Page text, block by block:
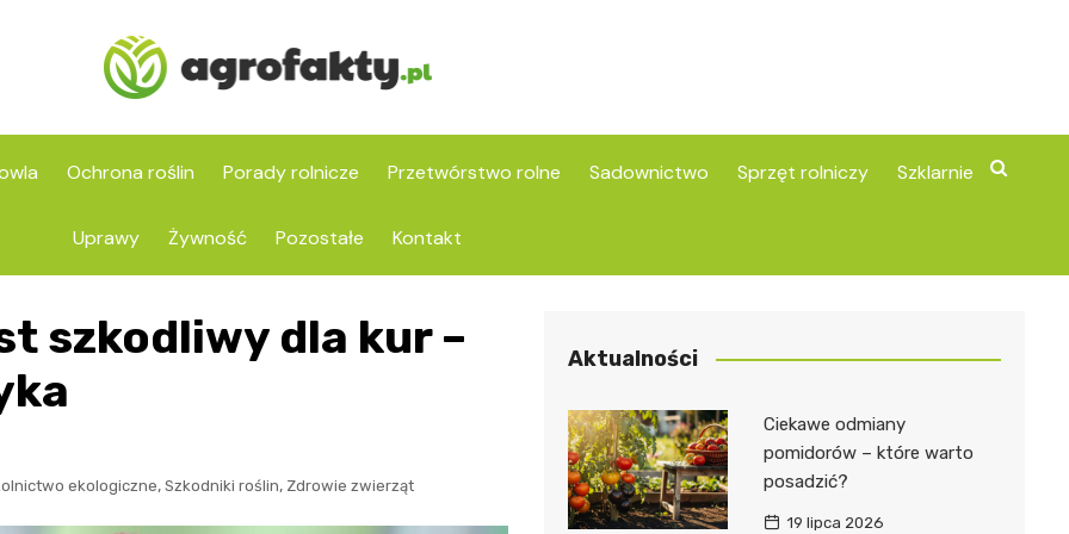
Ochrona roślin Porady rolnicze Przetwórstwo rolne Sadownictwo Sprzęt rolniczy Szklarnie
Uprawy Żywność Pozostałe Kontakt
szkodliwy dla kur –
ekologiczne, Szkodniki roślin, Zdrowie zwierząt
Aktualności
Ciekawe odmiany
pomidorów – które warto
posadzić?
19 lipca 2026